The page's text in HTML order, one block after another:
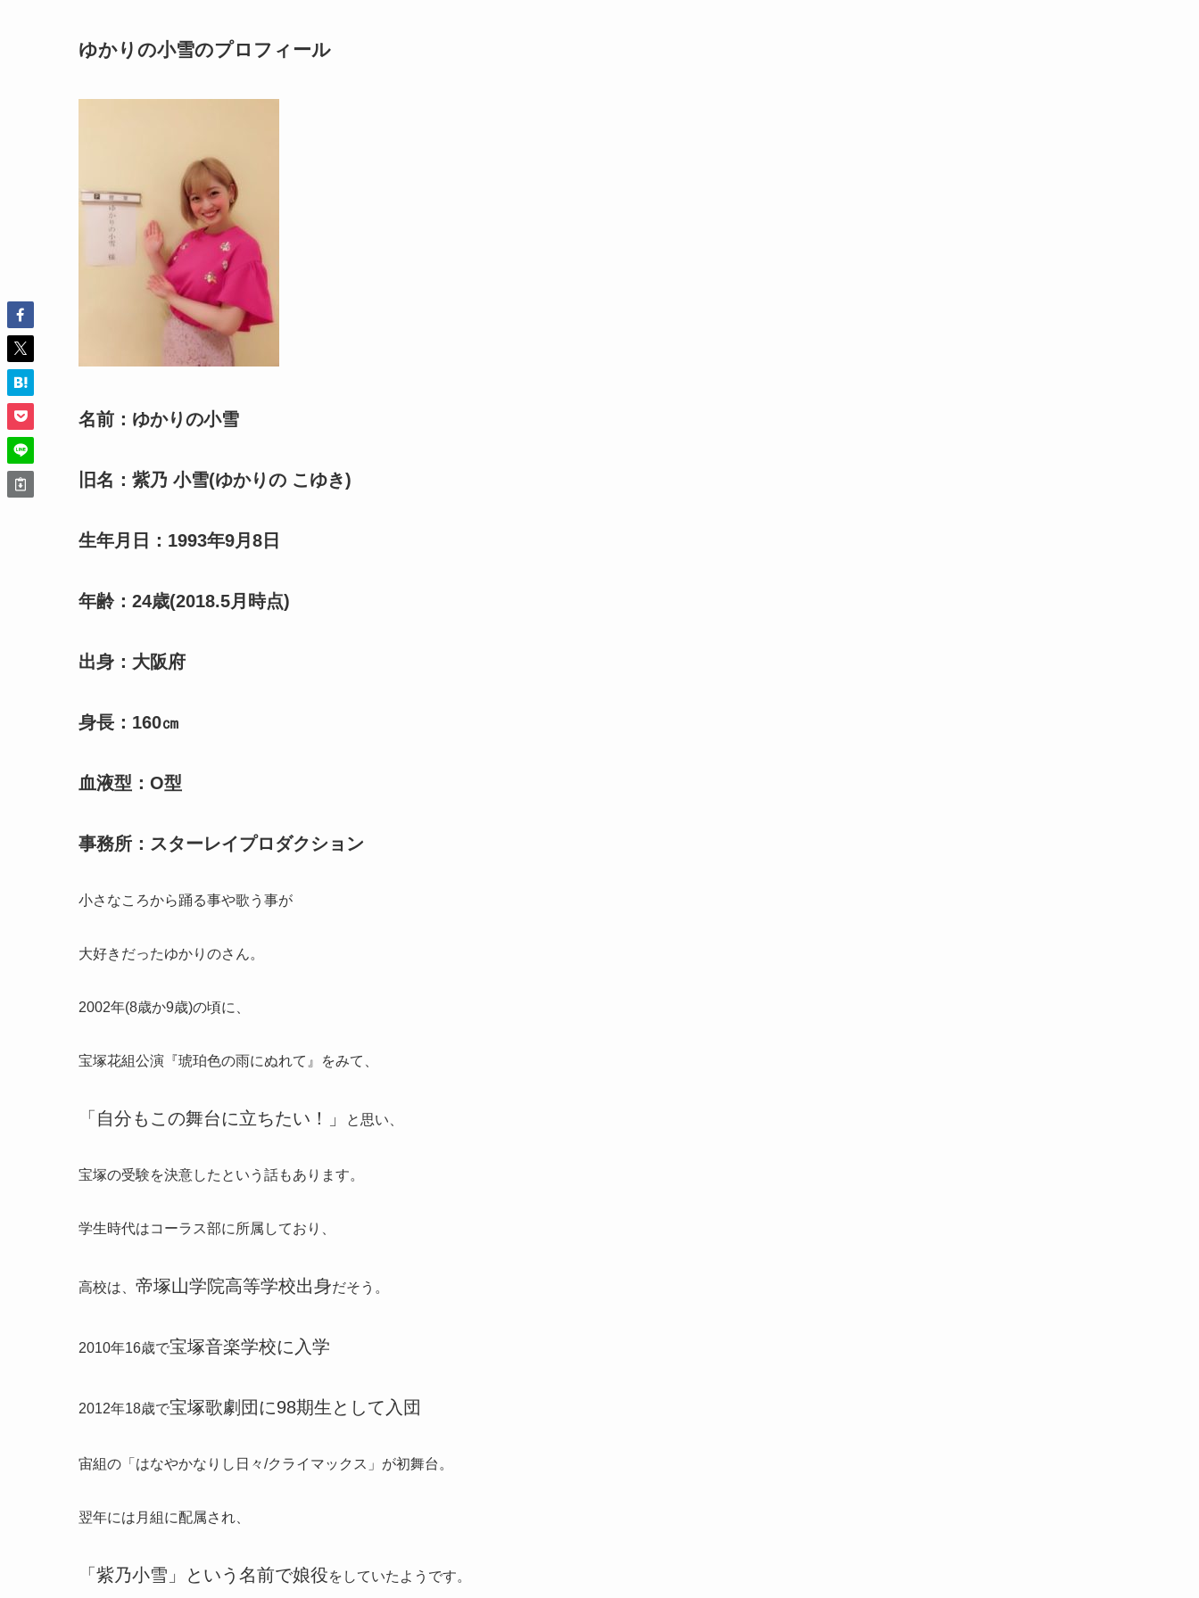
ゆかりの小雪のプロフィール
名前：ゆかりの小雪
旧名：紫乃 小雪(ゆかりの こゆき)
生年月日：1993年9月8日
年齢：24歳(2018.5月時点)
出身：大阪府
身長：160㎝
血液型：O型
事務所：スターレイプロダクション
小さなころから踊る事や歌う事が
大好きだったゆかりのさん。
2002年(8歳か9歳)の頃に、
宝塚花組公演『琥珀色の雨にぬれて』をみて、
「自分もこの舞台に立ちたい！」 と思い、
宝塚の受験を決意したという話もあります。
学生時代はコーラス部に所属しており、
高校は、 帝塚山学院高等学校出身だそう。
2010年16歳で宝塚音楽学校に入学
2012年18歳で宝塚歌劇団に98期生として入団
宙組の「はなやかなりし日々/クライマックス」が初舞台。
翌年には月組に配属され、
「紫乃小雪」という名前で娘役をしていたようです。